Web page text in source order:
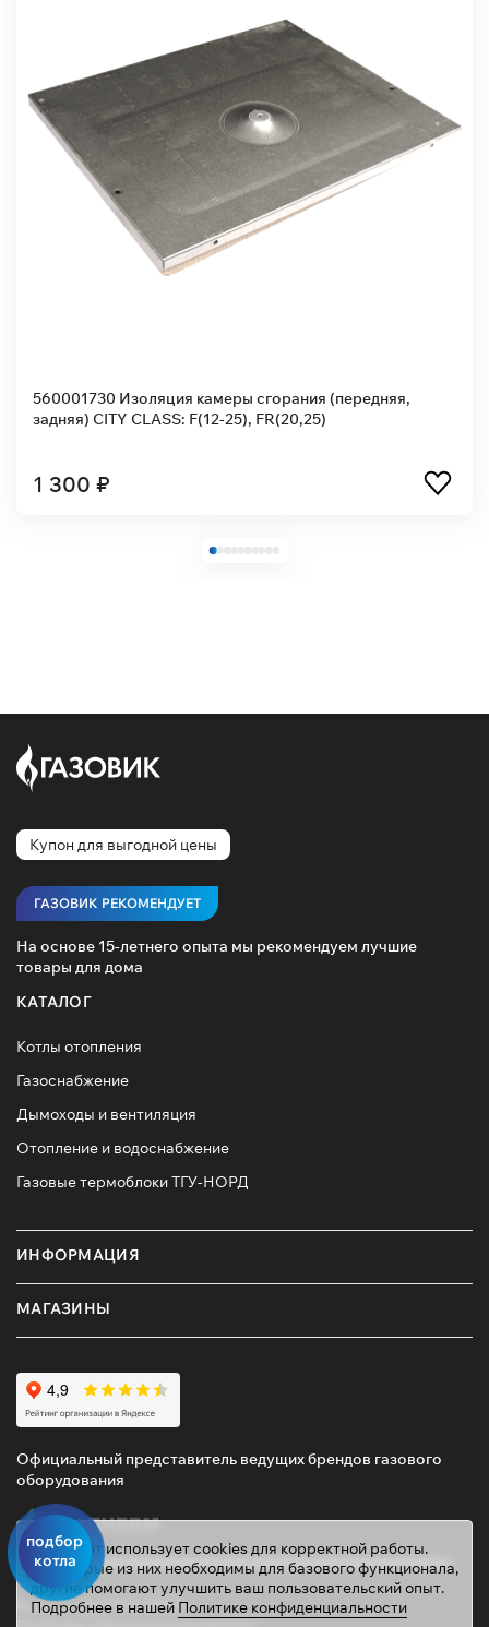
подбор
котла
560001730 Изоляция камеры сгорания (передняя,
задняя) CITY CLASS: F(12-25), FR(20,25)
1 300 ₽
Купон для выгодной цены
ГАЗОВИК РЕКОМЕНДУЕТ
На основе 15-летнего опыта мы рекомендуем лучшие
товары для дома
КАТАЛОГ
Котлы отопления
Газоснабжение
Дымоходы и вентиляция
Отопление и водоснабжение
Газовые термоблоки ТГУ-НОРД
ИНФОРМАЦИЯ
МАГАЗИНЫ
Официальный представитель ведущих брендов газового
оборудования
© 2026 ТД «ГАЗОВИК»
Этот сайт использует cookies для корректной работы.
Некоторые из них необходимы для базового функционала,
другие помогают улучшить ваш пользовательский опыт.
Подробнее в нашей Политике конфиденциальности